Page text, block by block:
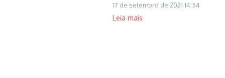
17 de setembro de 2021 14:54
Leia mais